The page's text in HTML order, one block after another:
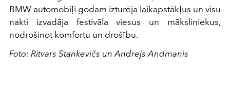
BMW automobiļi godam izturēja laikapstākļus un visu
nakti izvadāja festivāla viesus un māksliniekus,
nodrošinot komfortu un drošību.
Foto: Ritvars Stankevičs un Andrejs Andmanis